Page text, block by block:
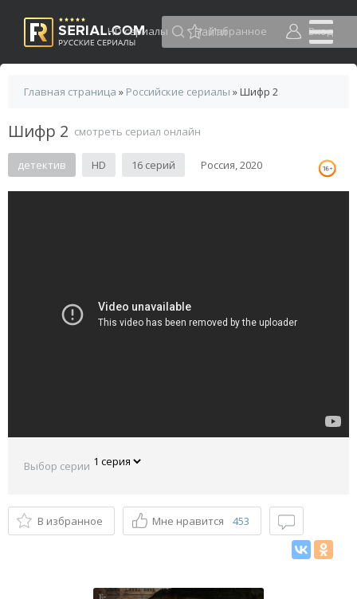
HD сериалы Избранное Вход
Главная страница » Российские сериалы » Шифр 2
Шифр 2 смотреть сериал онлайн
детектив HD 16 серий Россия, 2020
Выбор серии
В избранное Мне нравится 453